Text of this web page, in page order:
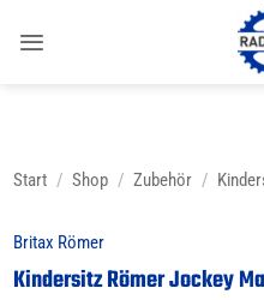
Inhalt
Start / Shop / Zubehör /
Britax Römer
Kindersitz Römer Jockey